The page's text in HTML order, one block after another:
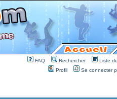
FAQ Rechercher
Liste
Profil
Se connecter